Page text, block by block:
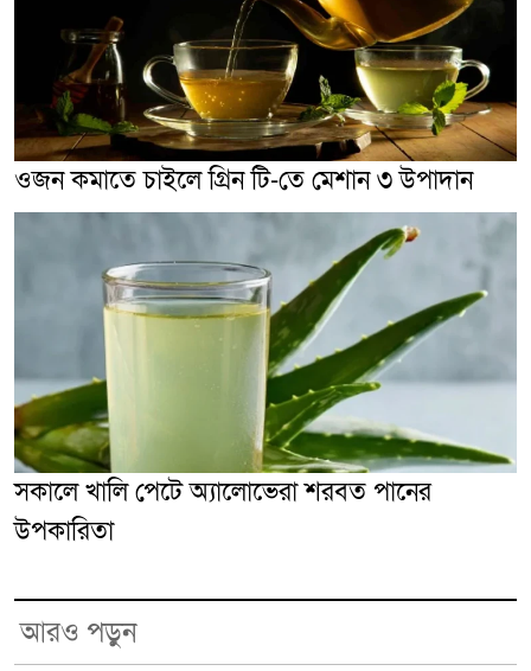
ওজন কমাতে চাইলে গ্রিন টি-তে মেশান ৩ উপাদান
সকালে খালি পেটে অ্যালোভেরা শরবত পানের
উপকারিতা
আরও পড়ুন